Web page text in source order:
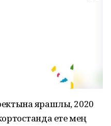
ярашлы, 2020
ете мең